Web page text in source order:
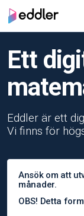
Ett
Eddler är ett
Vi finns för
Ansök om att
månader.
OBS! Detta